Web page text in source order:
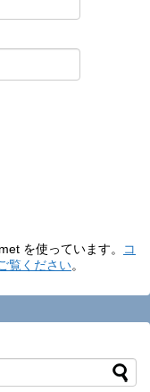
を使っています。
コ
覧ください。